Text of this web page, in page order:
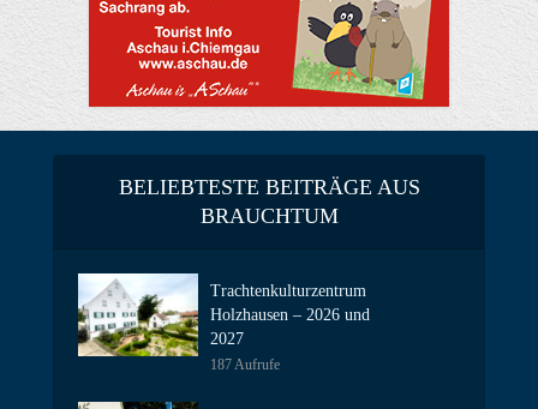
BELIEBTESTE BEITRÄGE AUS
BRAUCHTUM
Trachtenkulturzentrum
Holzhausen – 2026 und
2027
187 Aufrufe